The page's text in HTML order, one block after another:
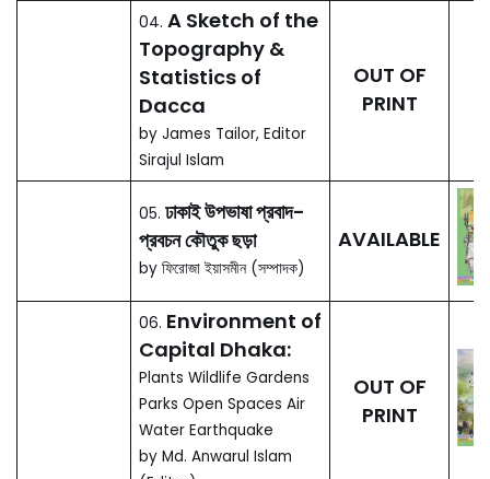
চন্দ্রাবলী: দ্বিজ পশুপতি বিরচিত
by কল্পনা ভৌমিক (সম্পাদক)
(2014)
সুন্দরবনের পেশাজীবী
সম্প্রদায়ের সমাজ ও সংস্কৃতি
by প্রণব কুমার রায় (2013)